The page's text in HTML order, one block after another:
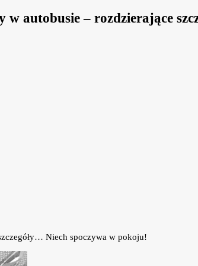
autobusie – rozdzierające
Niech spoczywa w pokoju!